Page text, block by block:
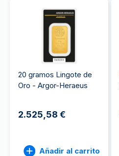
20 gramos Lingote de
Oro - Argor-Heraeus
2.525,58 €
Añadir al carrito